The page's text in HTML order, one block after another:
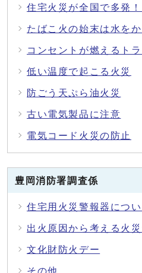
住宅火災が全国で多発！
たばこ火の始末は水を
コンセントが燃えるト
低い温度で起こる火災
防ごう天ぷら油火災
古い電気製品に注意
電気コード火災の防止
豊岡消防署調査係
住宅用火災警報器につい
出火原因から考える火
文化財防火デー
その他